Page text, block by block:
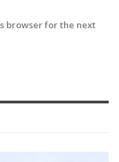
browser for the next